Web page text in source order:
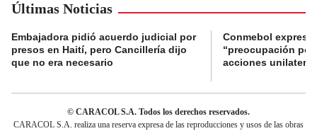
Últimas Noticias
Embajadora pidió acuerdo judicial por
presos en Haití, pero Cancillería dijo
que no era necesario
Conmebol expresó
“preocupación
acciones
© CARACOL S.A. Todos los derechos reservados.
CARACOL S.A. realiza una reserva expresa de las reproducciones y usos de las obras